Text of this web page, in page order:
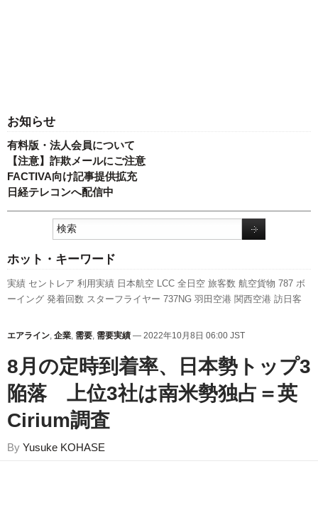
お知らせ
有料版・法人会員について
【注意】詐欺メールにご注意
FACTIVA向け記事提供拡充
日経テレコンへ配信中
ホット・キーワード
実績 セントレア 利用実績 日本航空 LCC 全日空 旅客数 航空貨物 787 ボ
ーイング 発着回数 スターフライヤー 737NG 羽田空港 関西空港 訪日客
ン スカイマーク 客室乗務員 ピーチ・アビエーション 777
伊丹空港 国交省
エアライン, 企業, 需要, 需要実績 — 2022年10月8日 06:00 JST
8月の定時到着率、日本勢トップ3
陥落 上位3社は南米勢独占＝英
Cirium調査
By Yusuke KOHASE